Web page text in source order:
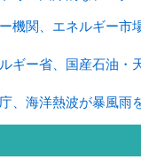
機関、エネルギー市
ギー省、国産石油・
、海洋熱波が暴風雨